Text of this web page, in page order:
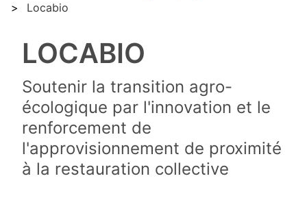
Locabio
LOCABIO
Soutenir la transition agro-
écologique par l'innovation et le
renforcement de
l'approvisionnement de proximité
à la restauration collective